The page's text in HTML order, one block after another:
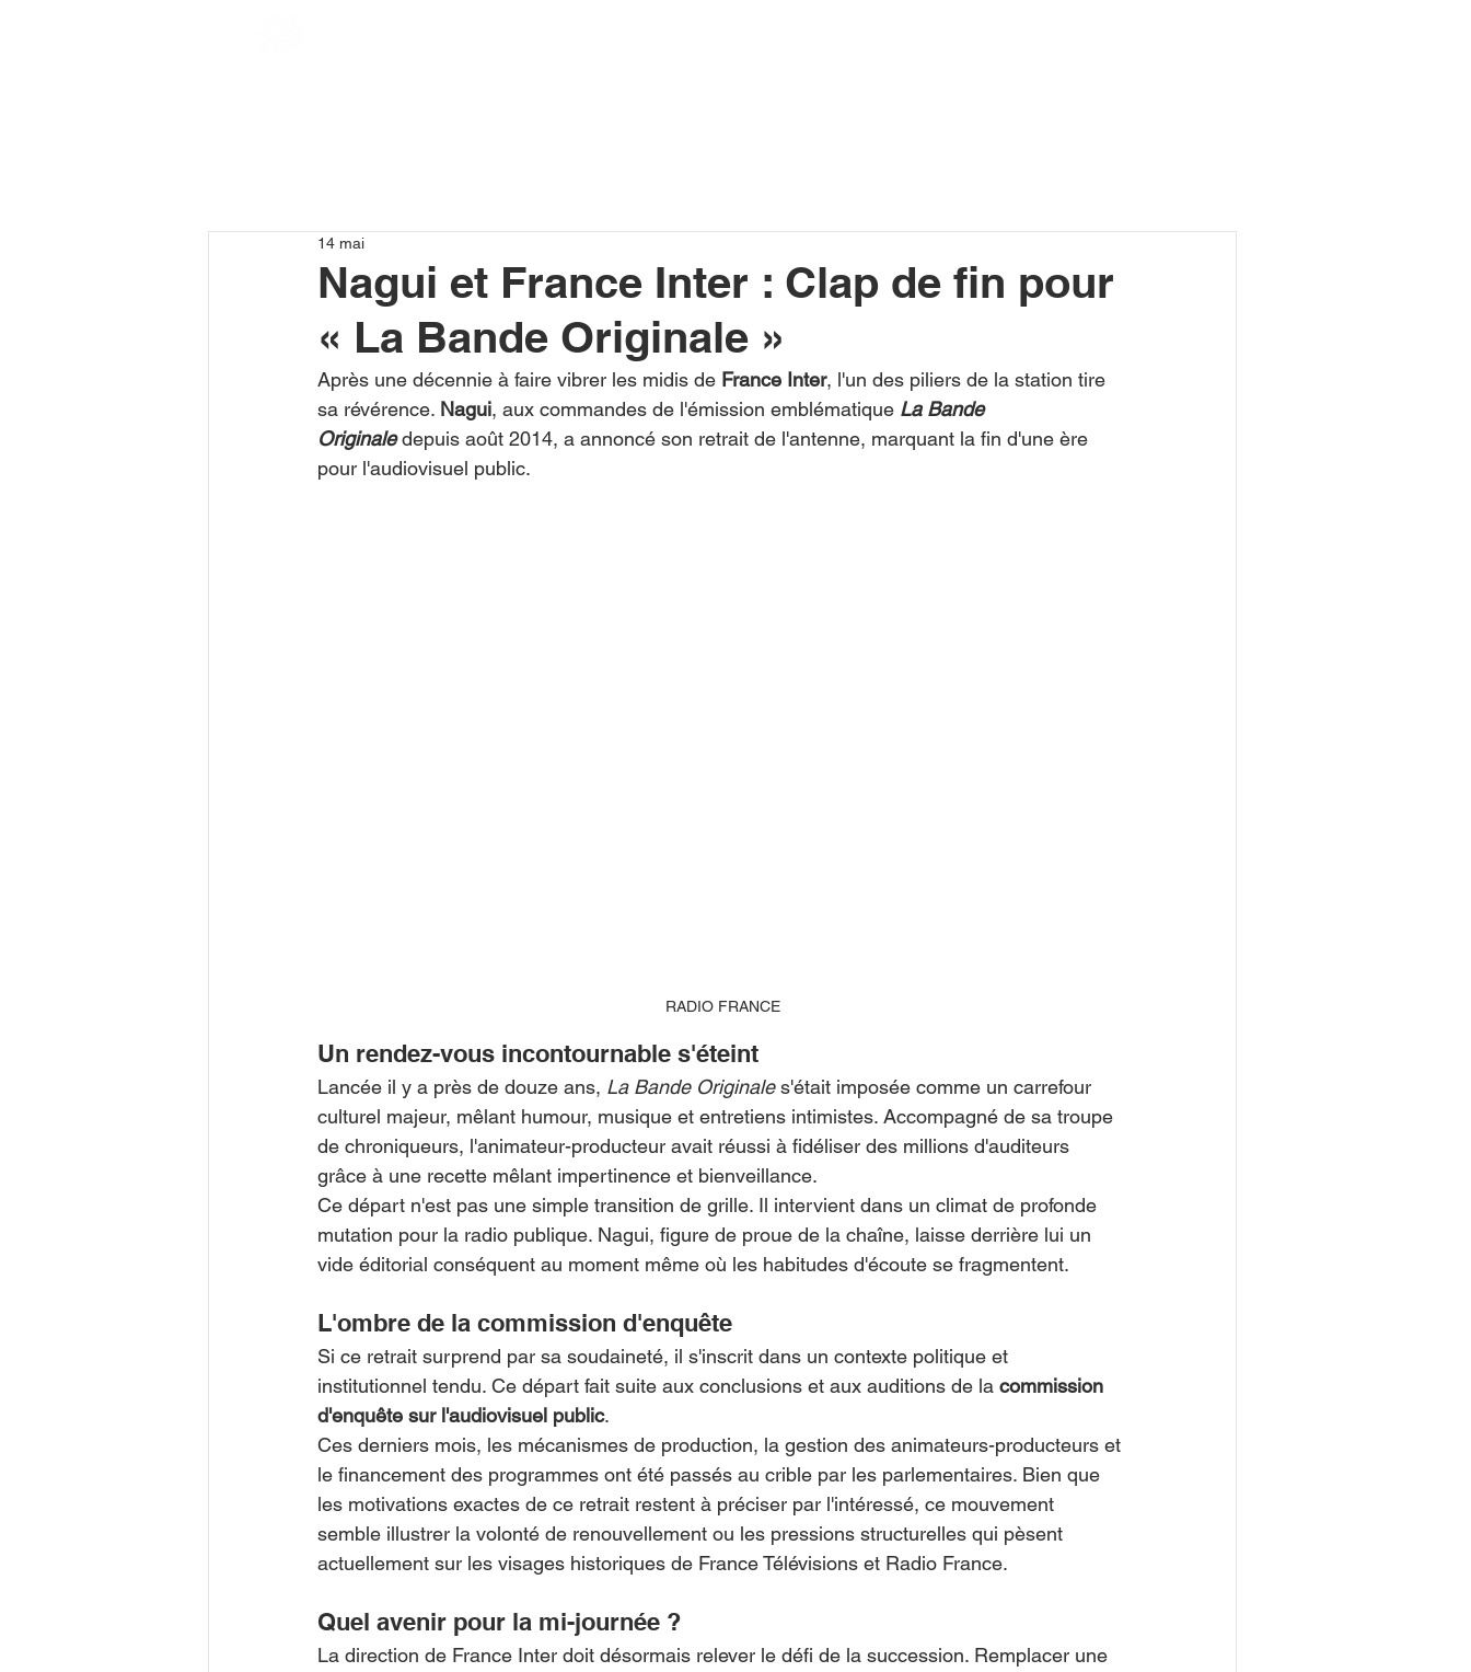
Nagui et France Inter : Clap de fin pour
« La Bande Originale »
14 mai
Après une décennie à faire vibrer les midis de France Inter, l'un des piliers de la station tire
sa révérence. Nagui, aux commandes de l'émission emblématique La Bande
Originale depuis août 2014, a annoncé son retrait de l'antenne, marquant la fin d'une ère
pour l'audiovisuel public.
RADIO FRANCE
Un rendez-vous incontournable s'éteint
Lancée il y a près de douze ans, La Bande Originale s'était imposée comme un carrefour
culturel majeur, mêlant humour, musique et entretiens intimistes. Accompagné de sa troupe
de chroniqueurs, l'animateur-producteur avait réussi à fidéliser des millions d'auditeurs
grâce à une recette mêlant impertinence et bienveillance.
Ce départ n'est pas une simple transition de grille. Il intervient dans un climat de profonde
mutation pour la radio publique. Nagui, figure de proue de la chaîne, laisse derrière lui un
vide éditorial conséquent au moment même où les habitudes d'écoute se fragmentent.
L'ombre de la commission d'enquête
Si ce retrait surprend par sa soudaineté, il s'inscrit dans un contexte politique et
institutionnel tendu. Ce départ fait suite aux conclusions et aux auditions de la commission
d'enquête sur l'audiovisuel public.
Ces derniers mois, les mécanismes de production, la gestion des animateurs-producteurs et
le financement des programmes ont été passés au crible par les parlementaires. Bien que
les motivations exactes de ce retrait restent à préciser par l'intéressé, ce mouvement
semble illustrer la volonté de renouvellement ou les pressions structurelles qui pèsent
actuellement sur les visages historiques de France Télévisions et Radio France.
Quel avenir pour la mi-journée ?
La direction de France Inter doit désormais relever le défi de la succession. Remplacer une